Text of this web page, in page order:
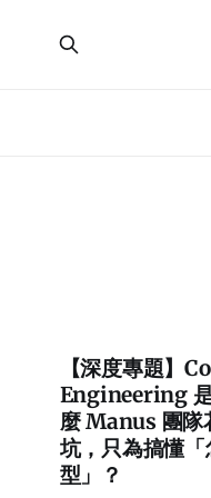
【深度專題】
Engineering
麼 Manus 團隊
坑，只為搞懂
型」？